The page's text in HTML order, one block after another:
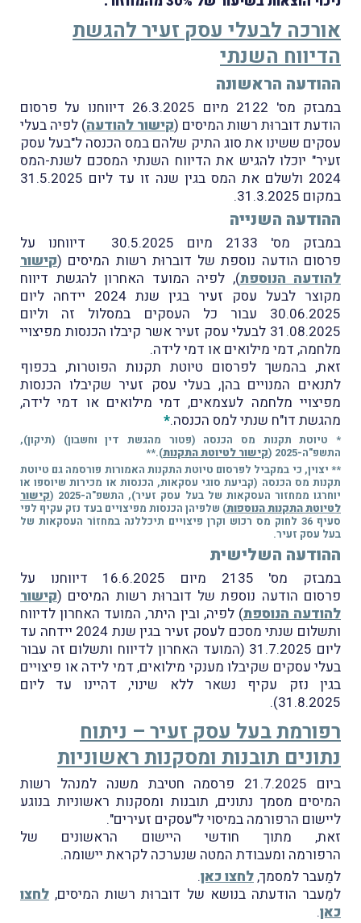
אורכה לבעלי עסק זעיר להגשת
הדיווח השנתי
ההודעה הראשונה
במבזק מס' 2122 מיום 26.3.2025 דיווחנו על פרסום
הודעת דוברוּת רשות המיסים (קישור להודעה) לפיה בעלי
עסקים ששינו את סוג התיק שלהם במס הכנסה ל"בעל עסק
זעיר" יוכלו להגיש את הדיווח השנתי המסכם לשנת-המס
2024 ולשלם את המס בגין שנה זו עד ליום 31.5.2025
במקום 31.3.2025.
ההודעה השנייה
במבזק מס' 2133 מיום 30.5.2025 דיווחנו על
פרסום הודעה נוספת של דוברוּת רשות המיסים (קישור
להודעה הנוספת), לפיה המועד האחרון להגשת דיווח
מקוצר לבעל עסק זעיר בגין שנת 2024 יידחה ליום
30.06.2025 עבור כל העסקים במסלול זה וליום
31.08.2025 לבעלי עסק זעיר אשר קיבלו הכנסות מפיצויי
מלחמה, דמי מילואים או דמי לידה.
זאת, בהמשך לפרסום טיוטת תקנות הפוטרות, בכפוף
לתנאים המנויים בהן, בעלי עסק זעיר שקיבלו הכנסות
מפיצויי מלחמה לעצמאים, דמי מילואים או דמי לידה,
מהגשת דו"ח שנתי למס הכנסה.*
* טיוטת תקנות מס הכנסה (פטור מהגשת דין וחשבון) (תיקון),
התשפ"ה-2025 (
קישור לטיוטת התקנות).**
** יצוין, כי במקביל לפרסום טיוטת התקנות האמורות פורסמה גם טיוטת
תקנות מס הכנסה (קביעת סוגי עסקאות, הכנסות או מכירות שיוספו או
יוחרגו ממחזור העסקאות של בעל עסק זעיר), התשפ"ה-2025 (
קישור
לטיוטת התקנות הנוספות) שלפיהן הכנסות מפיצויים בעד נזק עקיף לפי
סעיף 36 לחוק מס רכוש וקרן פיצויים תיכללנה במחזוֹר העסקאות של
בעל עסק זעיר.
ההודעה השלישית
במבזק מס' 2135 מיום 16.6.2025 דיווחנו על
פרסום הודעה נוספת של דוברוּת רשות המיסים (קישור
להודעה הנוספת) לפיה, ובין היתר, המועד האחרון לדיווח
ותשלום שנתי מסכם לעסק זעיר בגין שנת 2024 יידחה עד
ליום 31.7.2025 (המועד האחרון לדיווח ותשלום זה עבור
בעלי עסקים שקיבלו מענקי מילואים, דמי לידה או פיצויים
בגין נזק עקיף נשאר ללא שינוי, דהיינו עד ליום
31.8.2025).
רפורמת בעל עסק זעיר – ניתוח
נתונים תובנות ומסקנות ראשוניות
ביום 21.7.2025 פרסמה חטיבת משנה למנהל רשות
המיסים מסמך נתונים, תובנות ומסקנות ראשוניות בנוגע
ליישום הרפורמה במיסוי ל"עסקים זעירים".
זאת, מתוך חודשי היישום הראשונים של
הרפורמה ומעבודת המטה שנערכה לקראת יישומה.
למַעבר למסמך,לחצו כאן.
למַעבר הודעתה בנושא של דוברוּת רשות המיסים, לחצו
כאן.